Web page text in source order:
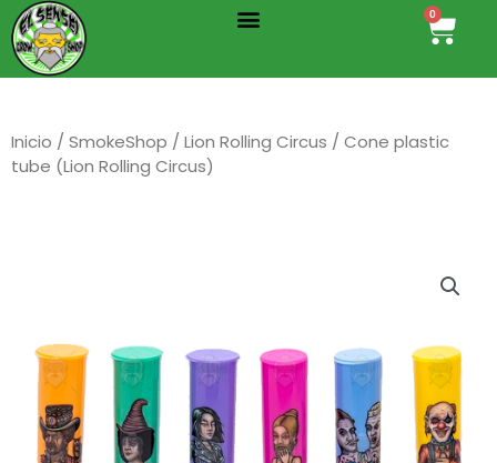
al
contenido
Menu 0
Cart
Inicio / SmokeShop / Lion Rolling Circus / Cone plastic
tube (Lion Rolling Circus)